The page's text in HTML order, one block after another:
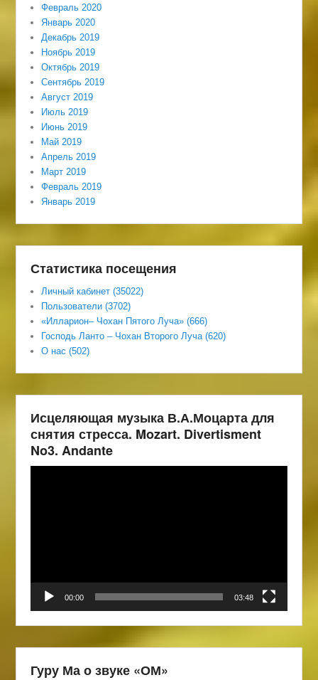
Февраль 2020
Январь 2020
Декабрь 2019
Ноябрь 2019
Октябрь 2019
Сентябрь 2019
Август 2019
Июль 2019
Июнь 2019
Май 2019
Апрель 2019
Март 2019
Февраль 2019
Январь 2019
Статистика посещения
Личный кабинет (35022)
Пользователи (3702)
«Илларион– Чохан Пятого Луча» (666)
Господь Ланто – Чохан Второго Луча (620)
О нас (502)
Исцеляющая музыка В.А.Моцарта для
снятия стресса. Mozart. Divertisment
No3. Andante
00:00 03:48
Гуру Ма о звуке «ОМ»